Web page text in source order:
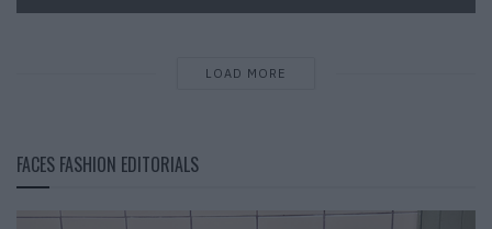
LOAD MORE
FACES FASHION EDITORIALS